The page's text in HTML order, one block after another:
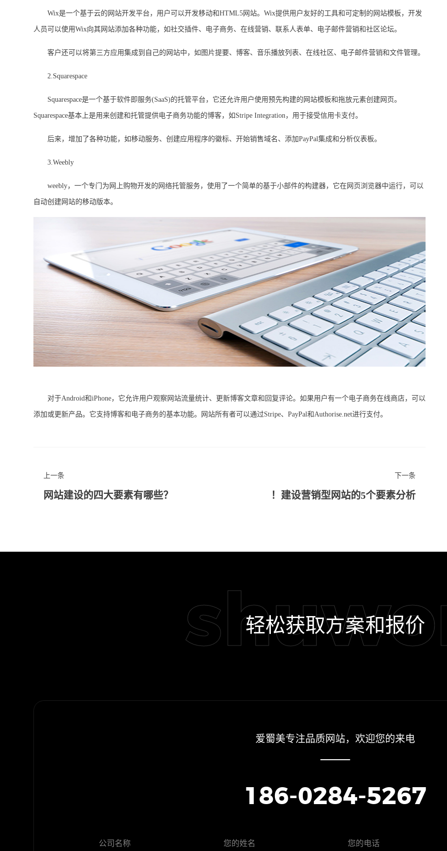
Wix是一个基于云的网站开发平台，用户可以开发移动和HTML5网站。Wix提供用户友好的工具和可定制的网站模板，开发
人员可以使用Wix向其网站添加各种功能，如社交插件、电子商务、在线营销、联系人表单、电子邮件营销和社区论坛。
客户还可以将第三方应用集成到自己的网站中，如图片提要、博客、音乐播放列表、在线社区、电子邮件营销和文件管理。
2.Squarespace
Squarespace是一个基于软件即服务(SaaS)的托管平台，它还允许用户使用预先构建的网站模板和拖放元素创建网页。
Squarespace基本上是用来创建和托管提供电子商务功能的博客，如Stripe Integration，用于接受信用卡支付。
后来，增加了各种功能，如移动服务、创建应用程序的徽标、开始销售域名、添加PayPal集成和分析仪表板。
3.Weebly
weebly，一个专门为网上购物开发的网络托管服务，使用了一个简单的基于小部件的构建器，它在网页浏览器中运行，可以
自动创建网站的移动版本。
对于Android和iPhone，它允许用户观察网站流量统计、更新博客文章和回复评论。如果用户有一个电子商务在线商店，可以
添加或更新产品。它支持博客和电子商务的基本功能。网站所有者可以通过Stripe、PayPal和Authorise.net进行支付。
上一条
网站建设的四大要素有哪些？
下一条
建设营销型网站的5个要素分析！
轻松获取方案和报价
爱蜀美专注品质网站，欢迎您的来电
186-0284-5267